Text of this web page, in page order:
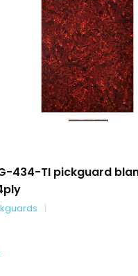
434-TI pickguard